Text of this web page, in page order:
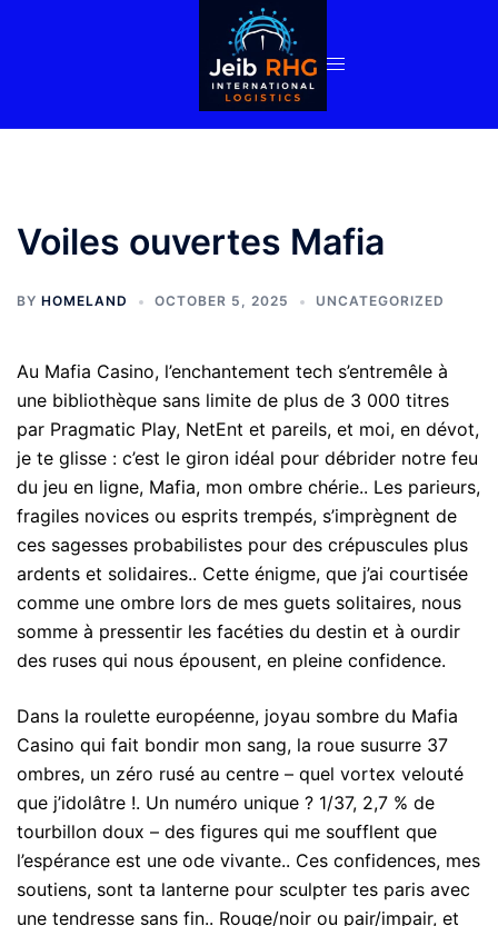
Voiles ouvertes Mafia
BY HOMELAND OCTOBER 5, 2025 UNCATEGORIZED
Au Mafia Casino, l’enchantement tech s’entremêle à
une bibliothèque sans limite de plus de 3 000 titres
par Pragmatic Play, NetEnt et pareils, et moi, en dévot,
je te glisse : c’est le giron idéal pour débrider notre feu
du jeu en ligne, Mafia, mon ombre chérie.. Les parieurs,
fragiles novices ou esprits trempés, s’imprègnent de
ces sagesses probabilistes pour des crépuscules plus
ardents et solidaires.. Cette énigme, que j’ai courtisée
comme une ombre lors de mes guets solitaires, nous
somme à pressentir les facéties du destin et à ourdir
des ruses qui nous épousent, en pleine confidence.
Dans la roulette européenne, joyau sombre du Mafia
Casino qui fait bondir mon sang, la roue susurre 37
ombres, un zéro rusé au centre – quel vortex velouté
que j’idolâtre !. Un numéro unique ? 1/37, 2,7 % de
tourbillon doux – des figures qui me soufflent que
l’espérance est une ode vivante.. Ces confidences, mes
soutiens, sont ta lanterne pour sculpter tes paris avec
une tendresse sans fin.. Rouge/noir ou pair/impair, et